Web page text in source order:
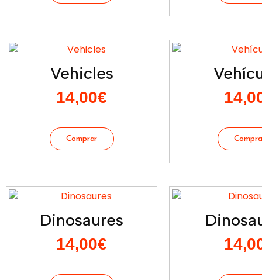
Vehicles
14,00€
Dinosaures
14,00€